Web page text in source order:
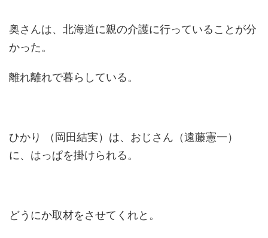
奥さんは、北海道に親の介護に行っていることが分
かった。
離れ離れで暮らしている。
ひかり （岡田結実）は、おじさん（遠藤憲一）
に、はっぱを掛けられる。
どうにか取材をさせてくれと。